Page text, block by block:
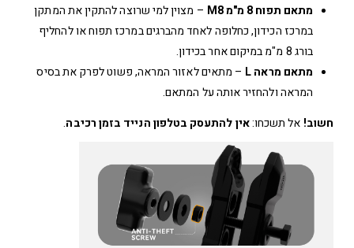
מתאם תפוח 8 מ"מ M8
– מצוין למי שרוצה להתקין את המתקן
במרכז הכידון, כחלופה לאחד מהברגים במרכז תפוח או להחליף
בורג 8 מ"מ במיקום אחר בכידון.
מתאם מראה L
– מתאים לאזור המראה, פשוט לפרק את בסיס
המראה ולהחזיר אותה על המתאם.
חשוב! אל תשכחו:אין להתעסק בטלפון הנייד בזמן רכיבה.